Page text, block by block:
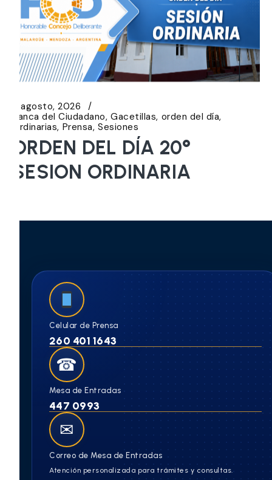
5 agosto, 2026
Banca del Ciudadano Gacetillas orden del día
Ordinarias Prensa Sesiones
ORDEN DEL DÍA 20°
SESION ORDINARIA
Celular de Prensa
260 401 1643
☎
Mesa de Entradas
447 0993
✉
Correo de Mesa de Entradas
Atención personalizada para trámites y consultas.